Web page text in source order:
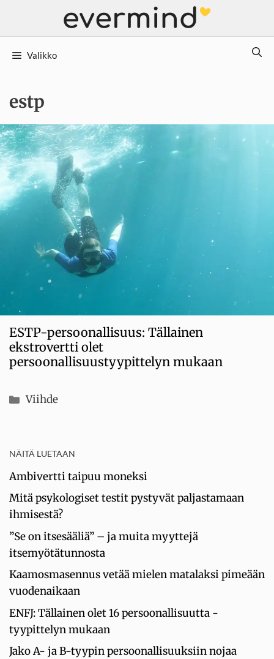
Valikko
estp
ESTP-persoonallisuus: Tällainen
ekstrovertti olet
persoonallisuustyypittelyn mukaan
Kategoriat
Viihde
NÄITÄ LUETAAN
Ambivertti taipuu moneksi
Mitä psykologiset testit pystyvät paljastamaan
ihmisestä?
”Se on itsesääliä” – ja muita myyttejä
itsemyötätunnosta
Kaamosmasennus vetää mielen matalaksi pimeään
vuodenaikaan
ENFJ: Tällainen olet 16 persoonallisuutta -
tyypittelyn mukaan
Jako A- ja B-tyypin persoonallisuuksiin nojaa